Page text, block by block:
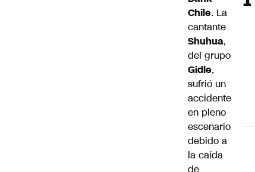
Chile. La
cantante
Shuhua,
del grupo
Gidle,
sufrió un
accidente
en pleno
escenario
debido a
la caída
de